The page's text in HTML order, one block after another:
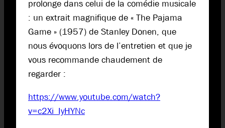
prolonge dans celui de la comédie musicale
: un extrait magnifique de « The Pajama
Game » (1957) de Stanley Donen, que
nous évoquons lors de l’entretien et que je
vous recommande chaudement de
regarder :
https://www.youtube.com/watch?
v=c2Xi_IyHYNc